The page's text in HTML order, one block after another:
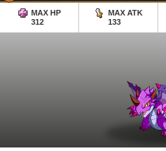
MAX HP
312
MAX ATK
133